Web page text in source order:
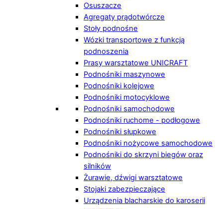
Osuszacze
Agregaty prądotwórcze
Stoły podnośne
Wózki transportowe z funkcją
podnoszenia
Prasy warsztatowe UNICRAFT
Podnośniki maszynowe
Podnośniki kolejowe
Podnośniki motocyklowe
Podnośniki samochodowe
Podnośniki ruchome - podłogowe
Podnośniki słupkowe
Podnośniki nożycowe samochodowe
Podnośniki do skrzyni biegów oraz
silników
Żurawie, dźwigi warsztatowe
Stojaki zabezpieczające
Urządzenia blacharskie do karoserii